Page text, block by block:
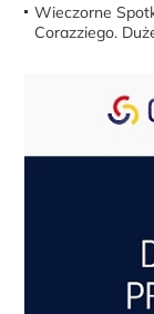
Wieczorne
Corazziego.